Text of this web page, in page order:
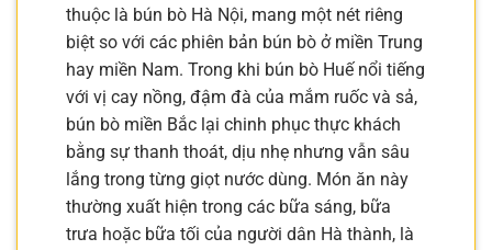
thuộc là bún bò Hà Nội, mang một nét riêng
biệt so với các phiên bản bún bò ở miền Trung
hay miền Nam. Trong khi bún bò Huế nổi tiếng
với vị cay nồng, đậm đà của mắm ruốc và sả,
bún bò miền Bắc lại chinh phục thực khách
bằng sự thanh thoát, dịu nhẹ nhưng vẫn sâu
lắng trong từng giọt nước dùng. Món ăn này
thường xuất hiện trong các bữa sáng, bữa
trưa hoặc bữa tối của người dân Hà thành, là